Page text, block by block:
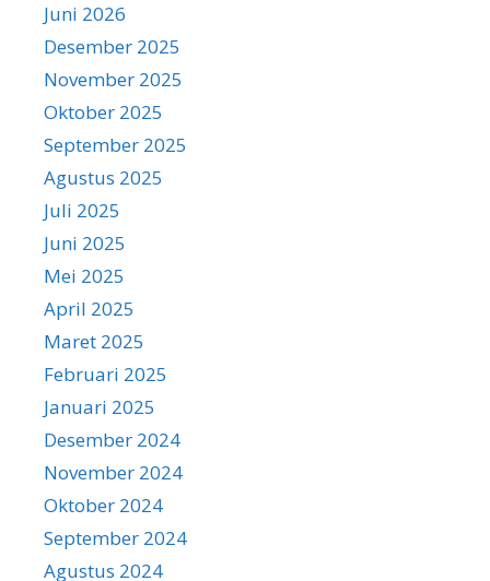
Juni 2026
Desember 2025
November 2025
Oktober 2025
September 2025
Agustus 2025
Juli 2025
Juni 2025
Mei 2025
April 2025
Maret 2025
Februari 2025
Januari 2025
Desember 2024
November 2024
Oktober 2024
September 2024
Agustus 2024